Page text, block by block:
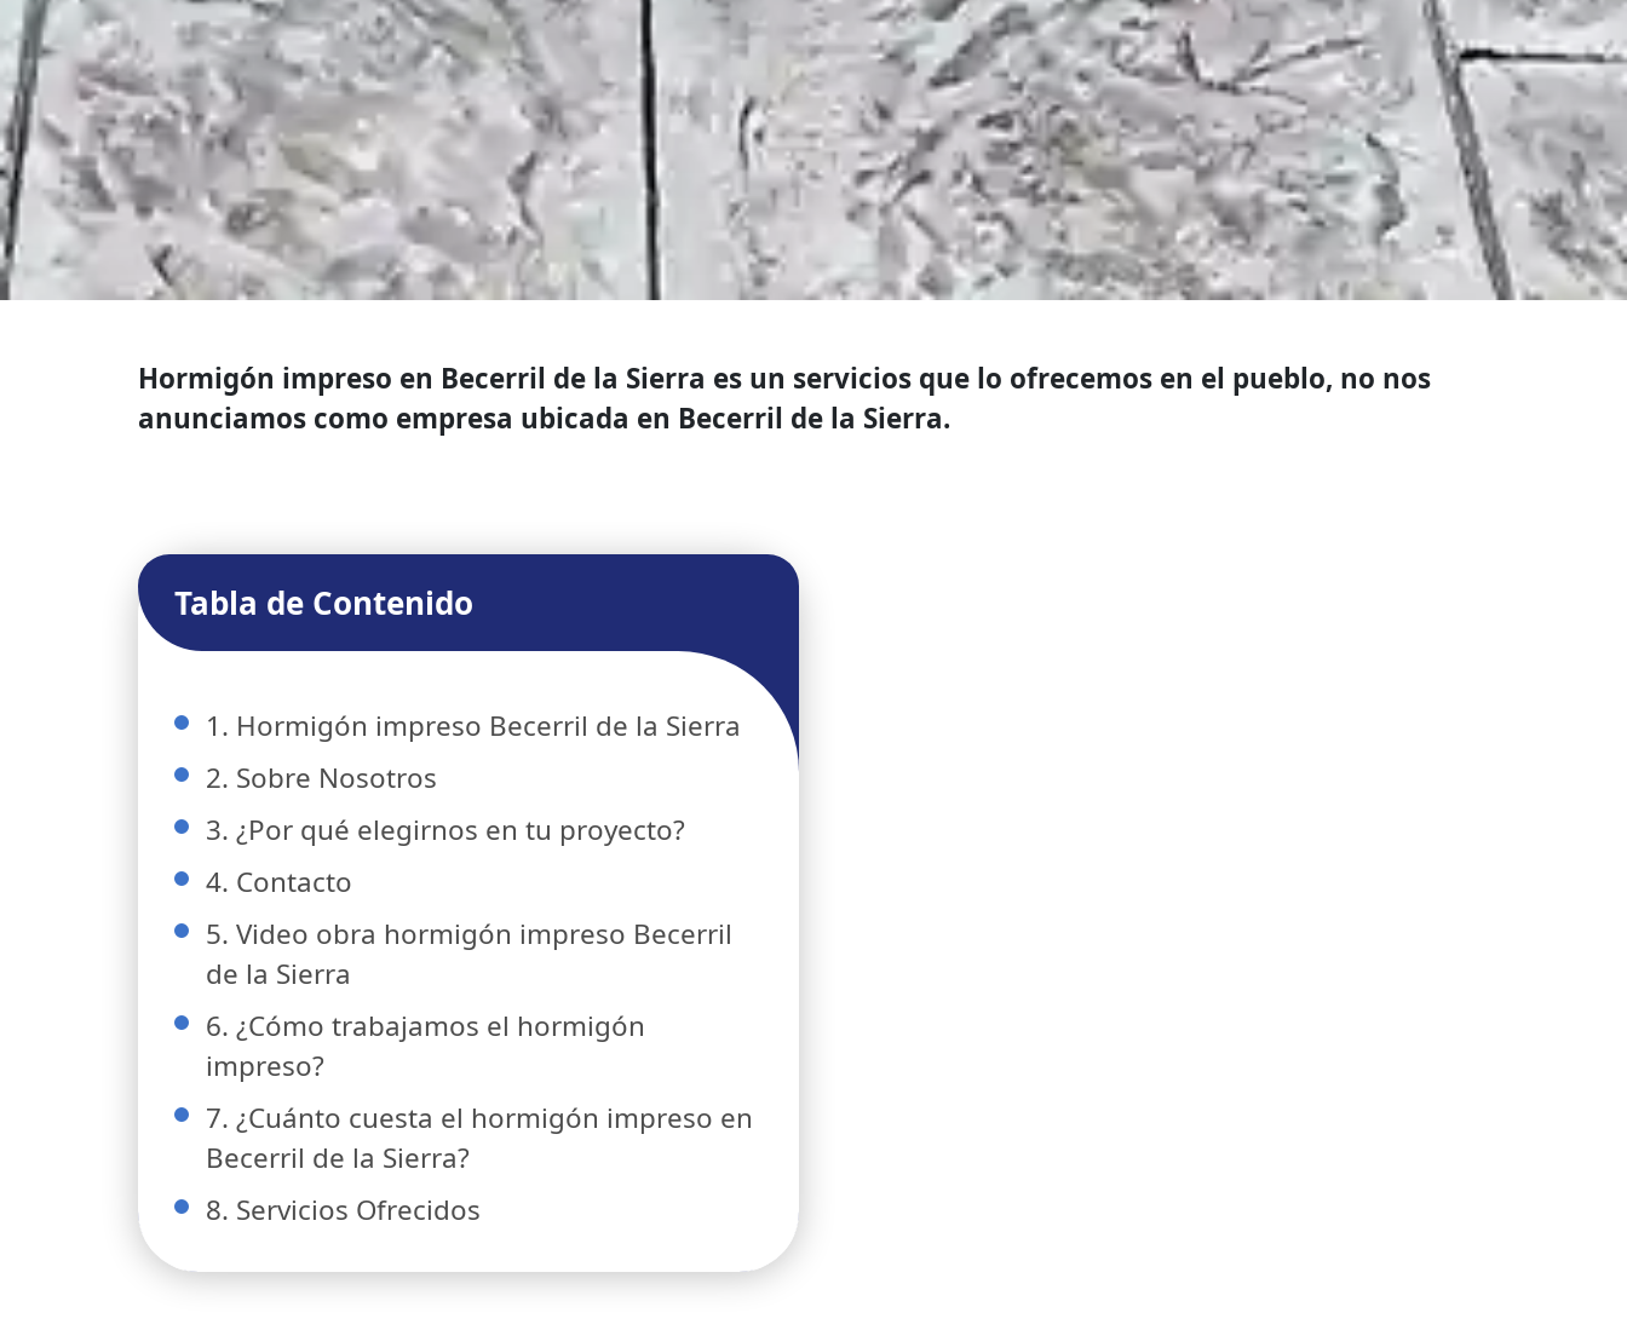
Hormigón impreso en Becerril de la Sierra es un servicios que lo ofrecemos en el pueblo, no nos
anunciamos como empresa ubicada en Becerril de la Sierra.
Tabla de Contenido
1. Hormigón impreso Becerril de la Sierra
2. Sobre Nosotros
3. ¿Por qué elegirnos en tu proyecto?
4. Contacto
5. Video obra hormigón impreso Becerril
de la Sierra
6. ¿Cómo trabajamos el hormigón
impreso?
7. ¿Cuánto cuesta el hormigón impreso en
Becerril de la Sierra?
8. Servicios Ofrecidos